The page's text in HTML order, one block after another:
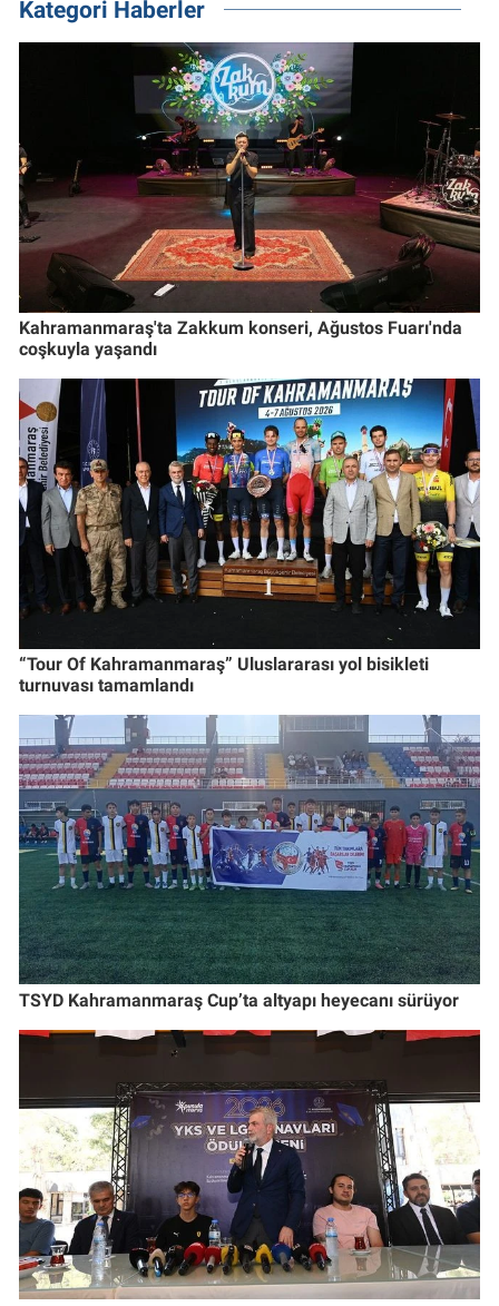
Kategori Haberler
Kahramanmaraş'ta Zakkum konseri, Ağustos Fuarı'nda
coşkuyla yaşandı
“Tour Of Kahramanmaraş” Uluslararası yol bisikleti
turnuvası tamamlandı
TSYD Kahramanmaraş Cup’ta altyapı heyecanı sürüyor